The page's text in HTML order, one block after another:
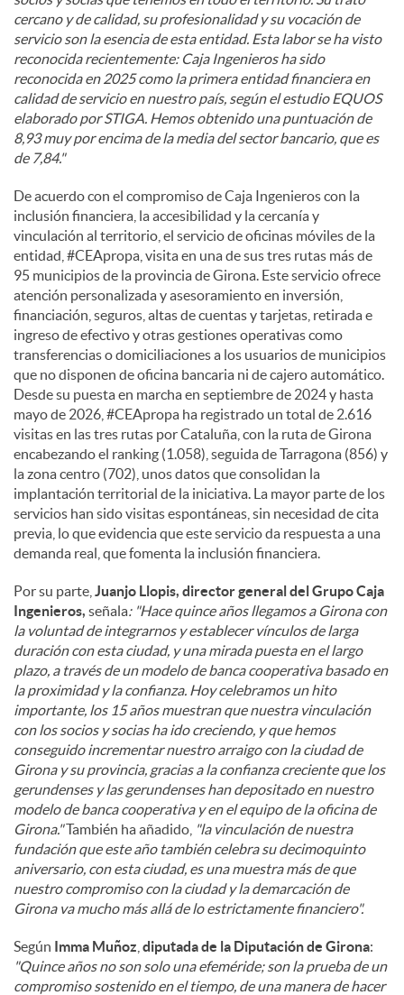
cercano y de calidad, su profesionalidad y su vocación de
servicio son la esencia de esta entidad. Esta labor se ha visto
reconocida recientemente: Caja Ingenieros ha sido
reconocida en 2025 como la primera entidad financiera en
calidad de servicio en nuestro país, según el estudio EQUOS
elaborado por STIGA. Hemos obtenido una puntuación de
8,93 muy por encima de la media del sector bancario, que es
de 7,84."
De acuerdo con el compromiso de Caja Ingenieros con la
inclusión financiera, la accesibilidad y la cercanía y
vinculación al territorio, el servicio de oficinas móviles de la
entidad, #CEApropa, visita en una de sus tres rutas más de
95 municipios de la provincia de Girona. Este servicio ofrece
atención personalizada y asesoramiento en inversión,
financiación, seguros, altas de cuentas y tarjetas, retirada e
ingreso de efectivo y otras gestiones operativas como
transferencias o domiciliaciones a los usuarios de municipios
que no disponen de oficina bancaria ni de cajero automático.
Desde su puesta en marcha en septiembre de 2024 y hasta
mayo de 2026, #CEApropa ha registrado un total de 2.616
visitas en las tres rutas por Cataluña, con la ruta de Girona
encabezando el ranking (1.058), seguida de Tarragona (856) y
la zona centro (702), unos datos que consolidan la
implantación territorial de la iniciativa. La mayor parte de los
servicios han sido visitas espontáneas, sin necesidad de cita
previa, lo que evidencia que este servicio da respuesta a una
demanda real, que fomenta la inclusión financiera.
Por su parte, Juanjo Llopis, director general del Grupo Caja
Ingenieros, señala: "Hace quince años llegamos a Girona con
la voluntad de integrarnos y establecer vínculos de larga
duración con esta ciudad, y una mirada puesta en el largo
plazo, a través de un modelo de banca cooperativa basado en
la proximidad y la confianza. Hoy celebramos un hito
importante, los 15 años muestran que nuestra vinculación
con los socios y socias ha ido creciendo, y que hemos
conseguido incrementar nuestro arraigo con la ciudad de
Girona y su provincia, gracias a la confianza creciente que los
gerundenses y las gerundenses han depositado en nuestro
modelo de banca cooperativa y en el equipo de la oficina de
Girona."También ha añadido, "la vinculación de nuestra
fundación que este año también celebra su decimoquinto
aniversario, con esta ciudad, es una muestra más de que
nuestro compromiso con la ciudad y la demarcación de
Girona va mucho más allá de lo estrictamente financiero".
Según Imma Muñoz diputada de la Diputación de Girona:
"Quince años no son solo una efeméride; son la prueba de un
compromiso sostenido en el tiempo, de una manera de hacer